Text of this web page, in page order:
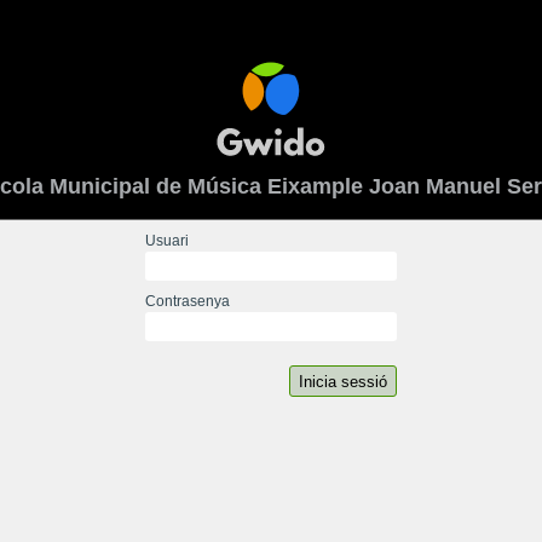
Municipal de Música Eixample Joan Manuel
Usuari
Contrasenya